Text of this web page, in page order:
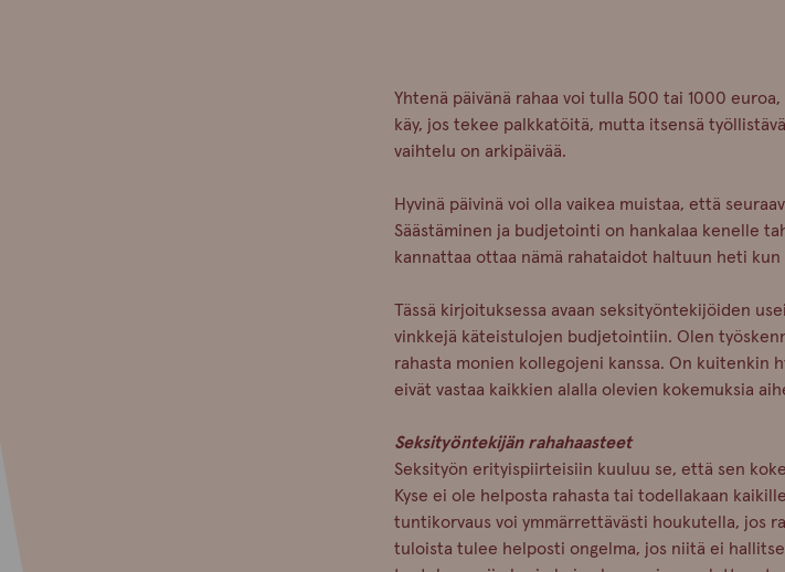
Yhtenä päivänä rahaa voi tulla 500 tai 1000
käy, jos tekee palkkatöitä, mutta itsensä
vaihtelu on arkipäivää.
Hyvinä päivinä voi olla vaikea muistaa, että
Säästäminen ja budjetointi on hankalaa kenelle
kannattaa ottaa nämä rahataidot haltuun heti kun
Tässä kirjoituksessa avaan seksityöntekijöiden
vinkkejä käteistulojen budjetointiin. Olen
rahasta monien kollegojeni kanssa. On kuitenkin
eivät vastaa kaikkien alalla olevien kokemuksia
Seksityöntekijän rahahaasteet
Seksityön erityispiirteisiin kuuluu se, että sen
Kyse ei ole helposta rahasta tai todellakaan
tuntikorvaus voi ymmärrettävästi houkutella, jos
tuloista tulee helposti ongelma, jos niitä ei